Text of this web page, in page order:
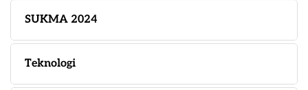
SUKMA 2024
Teknologi